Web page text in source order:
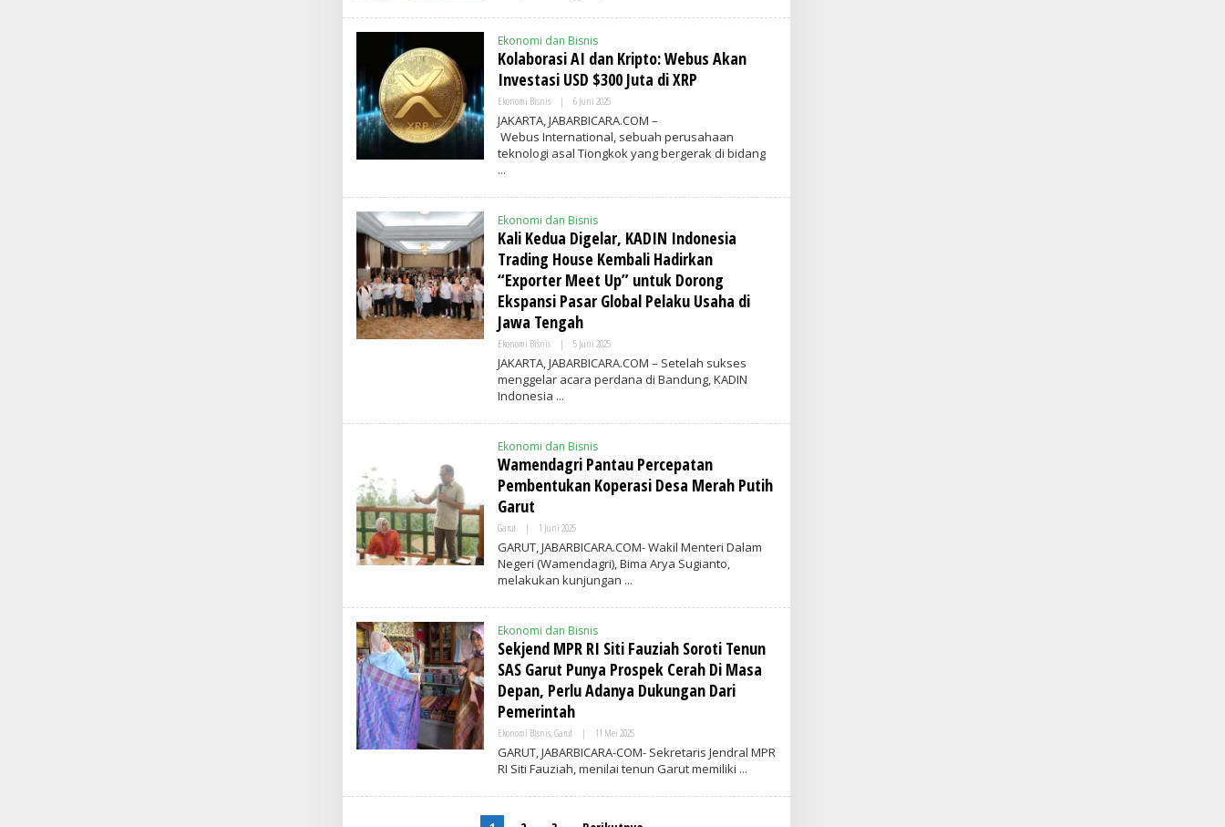
M
Ekonomi dan Bisnis
Kolaborasi AI dan Kripto: Webus Akan
Investasi USD $300 Juta di XRP
Ekonomi Bisnis | 6 Juni 2025O
L
E
H
V
S
I
N
D
O
N
I
A
JAKARTA, JABARBICARA.COM –
Webus International, sebuah perusahaan
teknologi asal Tiongkok yang bergerak di bidang
Ekonomi dan Bisnis
Kali Kedua Digelar, KADIN Indonesia
Trading House Kembali Hadirkan
“Exporter Meet Up” untuk Dorong
Ekspansi Pasar Global Pelaku Usaha di
Jawa Tengah
Ekonomi Bisnis | 5 Juni 2025O
L
E
H
I
M
E
S
I
N
E
S
I
JAKARTA, JABARBICARA.COM – Setelah sukses
menggelar acara perdana di Bandung, KADIN
Indonesia
Ekonomi dan Bisnis
Wamendagri Pantau Percepatan
Pembentukan Koperasi Desa Merah Putih
Garut
Garut | 1 Juni 2025O
L
E
H
A
M
N
GARUT, JABARBICARA.COM- Wakil Menteri Dalam
Negeri (Wamendagri), Bima Arya Sugianto,
melakukan kunjungan
Ekonomi dan Bisnis
Sekjend MPR RI Siti Fauziah Soroti Tenun
SAS Garut Punya Prospek Cerah Di Masa
Depan, Perlu Adanya Dukungan Dari
Pemerintah
Ekonomi Bisnis,Garut | 11 Mei 2025O
L
E
H
D
I
GARUT, JABARBICARA-COM- Sekretaris Jendral MPR
RI Siti Fauziah, menilai tenun Garut memiliki